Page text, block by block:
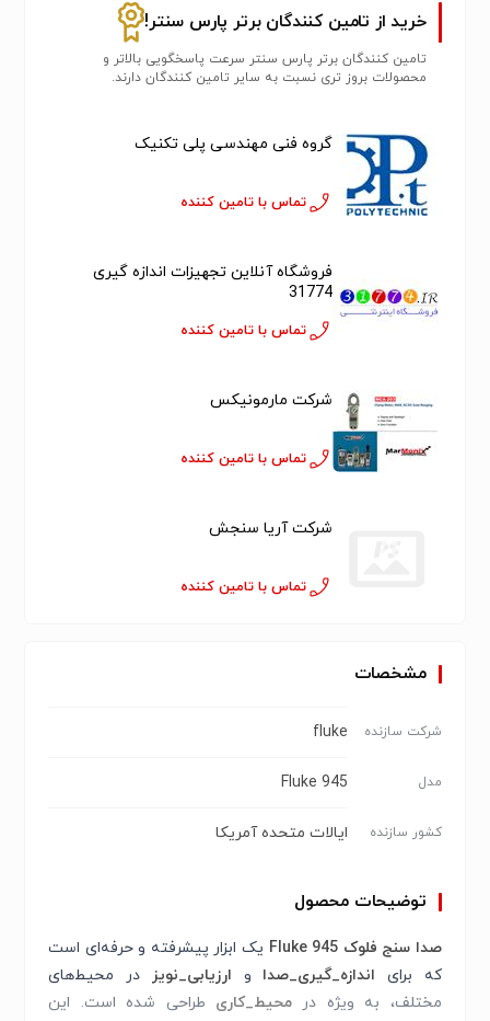
خرید از تامین کنندگان برتر پارس سنتر!
تامین کنندگان برتر پارس سنتر سرعت پاسخگویی بالاتر و
محصولات بروز تری نسبت به سایر تامین کنندگان دارند.
گروه فنی مهندسی پلی تکنیک
تماس با تامین کننده
فروشگاه آنلاین تجهیزات اندازه گیری
31774
تماس با تامین کننده
شرکت مارمونیکس
تماس با تامین کننده
شرکت آریا سنجش
تماس با تامین کننده
مشخصات
شرکت سازنده fluke
مدل 945 Fluke
کشور سازنده ایالات متحده آمریكا
توضیحات محصول
صدا سنج فلوک 945 Fluke
یک ابزار پیشرفته و حرفه‌ای است
که برای اندازه_گیری_صدا و ارزیابی_نویز در محیط‌های
مختلف، به ویژه در محیط_کاری طراحی شده است. این